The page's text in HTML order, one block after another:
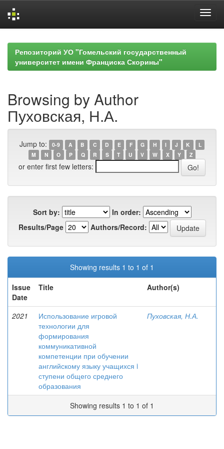
navigationРепозиторий УО "Гомельский государственный
университет имени Франциска Скорины"
Browsing by Author
Пуховская, Н.А.
Jump to: 0-9 A B C D E F G H I J K
L
M
N O P Q R S T U V W X Y Z
or enter first few letters:
Sort by:
In order:
Results/Page
Authors/Record:
Showing results 1 to 1 of 1
Issue
Date
Title Author(s)
2021
Использование игровой
технологии для
формирования
коммуникативной
компетенции при обучении
английскому языку учащихся i
ступени общего среднего
образования
Пуховская, Н.А.
Showing results 1 to 1 of 1